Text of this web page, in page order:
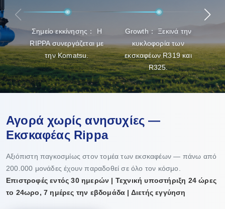
και συντήρηση των προϊόντων.
Σημείο εκκίνησης： Η
RIPPA συνεργάζεται με
την Komatsu.
Growth： Ξεκινά την
κυκλοφορία των
εκσκαφέων R319 και
R325.
Αγορά χωρίς ανησυχίες —
Εκσκαφέας Rippa
Αξιόπιστη παγκοσμίως στον τομέα των εκσκαφέων — πάνω από
200.000 μονάδες έχουν παραδοθεί σε όλο τον κόσμο.
Επιστροφές εντός 30 ημερών | Τεχνική υποστήριξη 24 ώρες
το 24ωρο, 7 ημέρες την εβδομάδα | Διετής εγγύηση